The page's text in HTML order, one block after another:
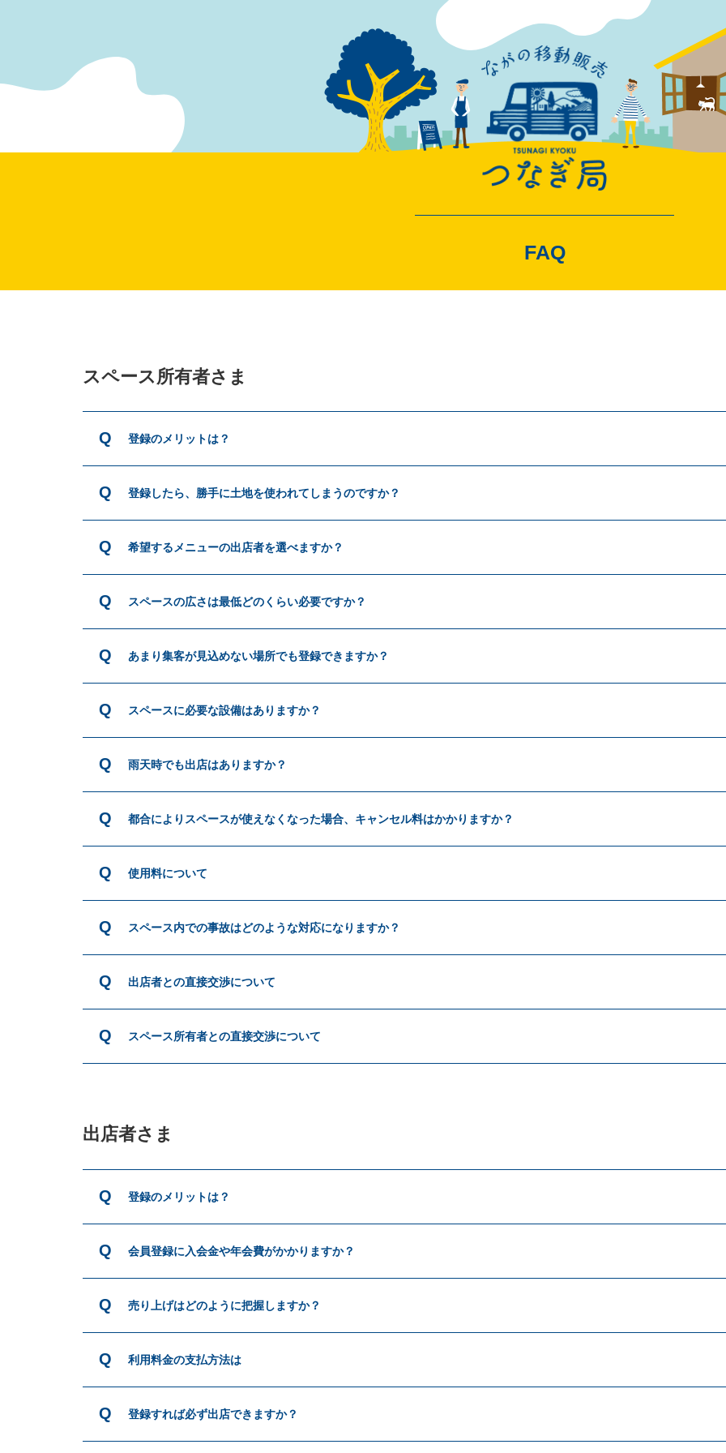
お知らせ・出店情報
つなぎ局について
運営について 利用規約 プライバシーポリシー
FAQ
スペース所有者さま
登録のメリットは？
登録したら、勝手に土地を使われてしまうのですか？
希望するメニューの出店者を選べますか？
スペースの広さは最低どのくらい必要ですか？
あまり集客が見込めない場所でも登録できますか？
スペースに必要な設備はありますか？
雨天時でも出店はありますか？
都合によりスペースが使えなくなった場合、キャンセル料はかかりますか？
使用料について
スペース内での事故はどのような対応になりますか？
出店者との直接交渉について
スペース所有者との直接交渉について
出店者さま
登録のメリットは？
会員登録に入会金や年会費がかかりますか？
売り上げはどのように把握しますか？
利用料金の支払方法は
登録すれば必ず出店できますか？